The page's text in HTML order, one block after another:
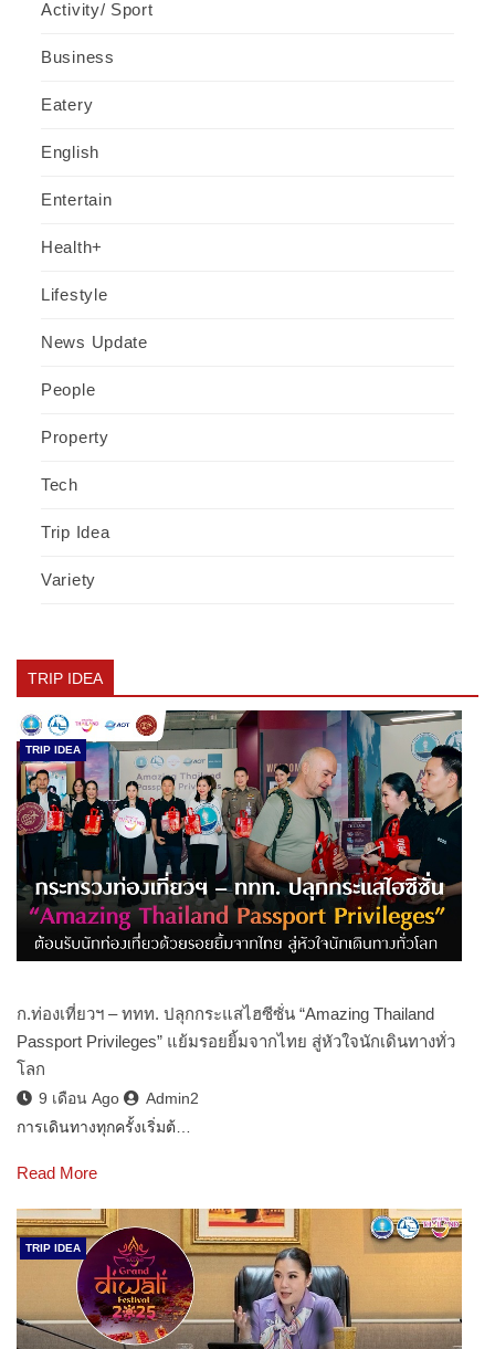
Activity/ Sport
Business
Eatery
English
Entertain
Health+
Lifestyle
News Update
People
Property
Tech
Trip Idea
Variety
TRIP IDEA
TRIP IDEA
ก.ท่องเที่ยวฯ – ททท. ปลุกกระแสไฮซีซั่น “Amazing Thailand
Passport Privileges” แย้มรอยยิ้มจากไทย สู่หัวใจนักเดินทางทั่ว
โลก
9 เดือน Ago
Admin2
การเดินทางทุกครั้งเริ่มต้…
Read More
TRIP IDEA